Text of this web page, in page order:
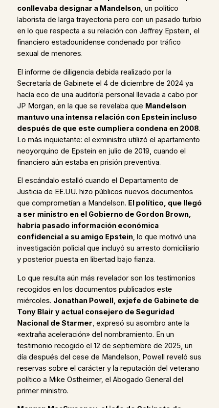
conllevaba designar a Mandelson, un político
laborista de larga trayectoria pero con un pasado turbio
en lo que respecta a su relación con Jeffrey Epstein, el
financiero estadounidense condenado por tráfico
sexual de menores.
El informe de diligencia debida realizado por la
Secretaría de Gabinete el 4 de diciembre de 2024 ya
hacía eco de una auditoría personal llevada a cabo por
JP Morgan, en la que se revelaba que Mandelson
mantuvo una intensa relación con Epstein incluso
después de que este cumpliera condena en 2008.
Lo más inquietante: el exministro utilizó el apartamento
neoyorquino de Epstein en julio de 2019, cuando el
financiero aún estaba en prisión preventiva.
El escándalo estalló cuando el Departamento de
Justicia de EE.UU. hizo públicos nuevos documentos
que comprometían a Mandelson. El político, que llegó
a ser ministro en el Gobierno de Gordon Brown,
habría pasado información económica
confidencial a su amigo Epstein, lo que motivó una
investigación policial que incluyó su arresto domiciliario
y posterior puesta en libertad bajo fianza.
Lo que resulta aún más revelador son los testimonios
recogidos en los documentos publicados este
miércoles. Jonathan Powell, exjefe de Gabinete de
Tony Blair y actual consejero de Seguridad
Nacional de Starmer, expresó su asombro ante la
«extraña aceleración» del nombramiento. En un
testimonio recogido el 12 de septiembre de 2025, un
día después del cese de Mandelson, Powell reveló sus
reservas sobre el carácter y la reputación del veterano
político a Mike Ostheimer, el Abogado General del
primer ministro.